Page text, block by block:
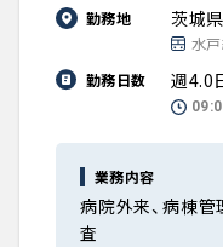
医師に役立つ取材記
勤務地 茨城
水
勤務日数
週4.0
業務内容
病院外来、病棟管
査